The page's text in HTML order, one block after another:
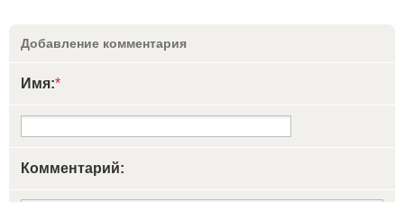
Добавление комментария
Имя:*
Комментарий: